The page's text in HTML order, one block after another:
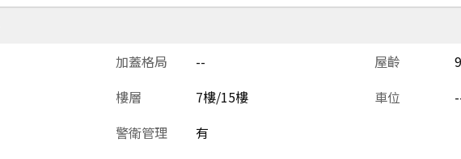
加蓋格局 -- 屋齡
樓層 7樓/15樓 車位
警衛管理 有